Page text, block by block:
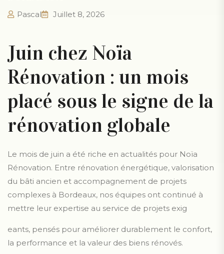
Pascal Juillet 8, 2026
Juin chez Noïa
Rénovation : un mois
placé sous le signe de la
rénovation globale
Le mois de juin a été riche en actualités pour Noïa
Rénovation. Entre rénovation énergétique, valorisation
du bâti ancien et accompagnement de projets
complexes à Bordeaux, nos équipes ont continué à
mettre leur expertise au service de projets exig
eants, pensés pour améliorer durablement le confort,
la performance et la valeur des biens rénovés.